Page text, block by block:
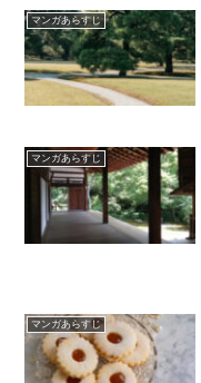
マンガあらすじ
マンガあらすじ
マンガあらすじ